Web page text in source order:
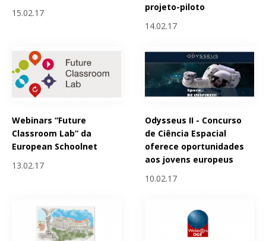
15.02.17
projeto-piloto
14.02.17
Webinars “Future
Classroom Lab” da
European Schoolnet
13.02.17
Odysseus II - Concurso
de Ciência Espacial
oferece oportunidades
aos jovens europeus
10.02.17